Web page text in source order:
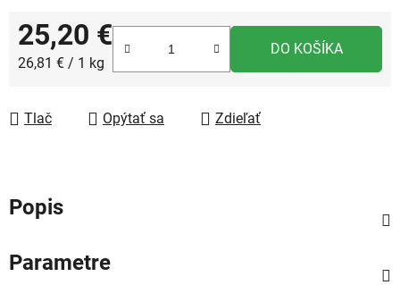
25,20 €
Jednotková cena:
26,81 € / 1 kg
DO KOŠÍKA
Tlač Opýtať sa Zdieľať
Popis
Parametre